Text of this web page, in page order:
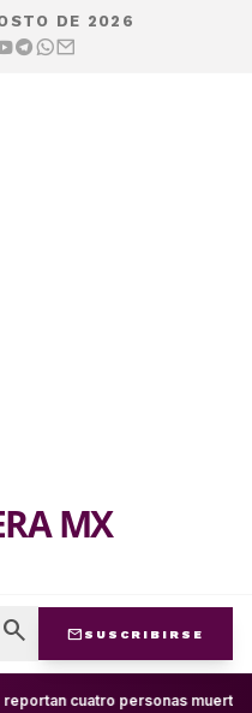
DE 2026
MX
search mail SUSCRIBIRSE
reportan cuatro personas